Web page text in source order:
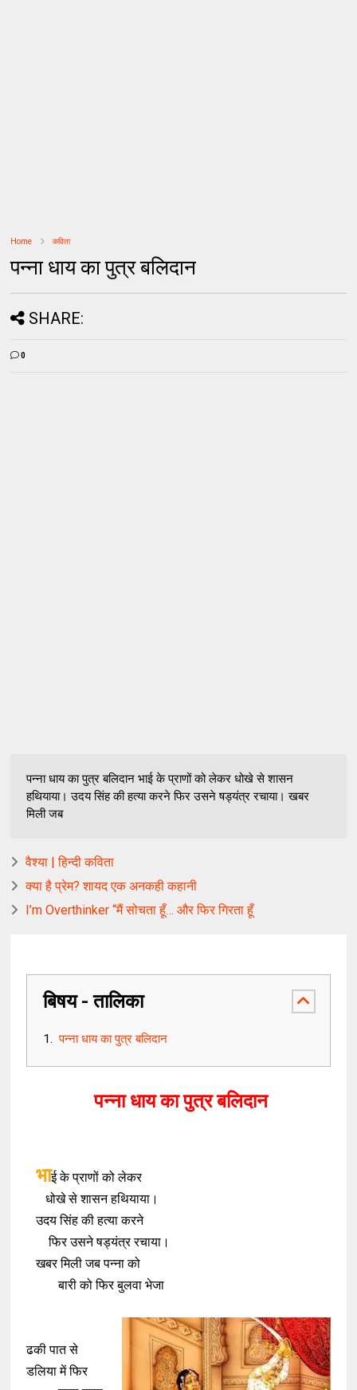
Home कविता
पन्ना धाय का पुत्र बलिदान
SHARE:
0
पन्ना धाय का पुत्र बलिदान भाई के प्राणों को लेकर धोखे से शासन
हथियाया। उदय सिंह की हत्या करने फिर उसने षड्यंत्र रचाया। खबर
मिली जब
वैश्या | हिन्दी कविता
क्या है प्रेम? शायद एक अनकही कहानी
I’m Overthinker “मैं सोचता हूँ… और फिर गिरता हूँ
बिषय - तालिका
पन्ना धाय का पुत्र बलिदान
पन्ना धाय का पुत्र बलिदान
भाई के प्राणों को लेकर
धोखे से शासन हथियाया।
उदय सिंह की हत्या करने
फिर उसने षड्यंत्र रचाया।
खबर मिली जब पन्ना को
बारी को फिर बुलवा भेजा
ढकी पात से
डलिया में फिर